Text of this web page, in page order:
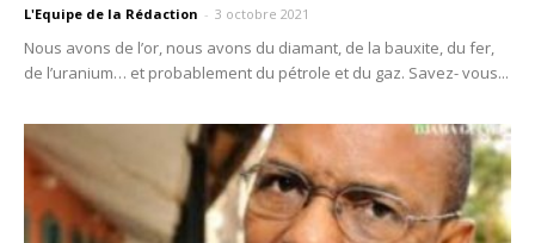
L'Equipe de la Rédaction - 3 octobre 2021
Nous avons de l’or, nous avons du diamant, de la bauxite, du fer,
de l’uranium… et probablement du pétrole et du gaz. Savez- vous...